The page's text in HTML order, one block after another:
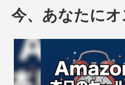
今、あなたにオ